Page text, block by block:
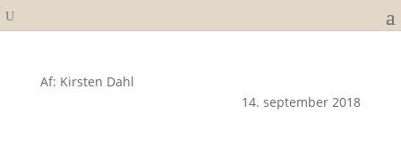
Af: Kirsten Dahl
14. september 2018